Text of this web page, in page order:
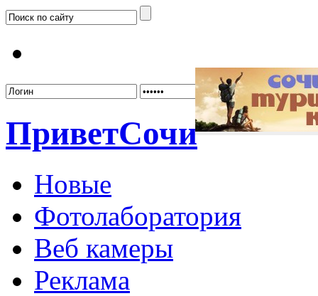
ПриветСочи
Новые
Фотолаборатория
Веб камеры
Реклама